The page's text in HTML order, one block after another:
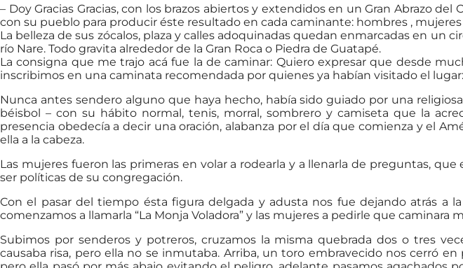
– Doy Gracias Gracias, con los brazos abiertos y extendidos en un Gran Abrazo
con su pueblo para producir éste resultado en cada caminante: hombres , mujeres
La belleza de sus zócalos, plaza y calles adoquinadas quedan enmarcadas en un
río Nare. Todo gravita alrededor de la Gran Roca o Piedra de Guatapé.
La consigna que me trajo acá fue la de caminar: Quiero expresar que desde
inscribimos en una caminata recomendada por quienes ya habían visitado el lugar:
Nunca antes sendero alguno que haya hecho, había sido guiado por una
béisbol – con su hábito normal, tenis, morral, sombrero y camiseta que la
presencia obedecía a decir una oración, alabanza por el día que comienza y el
ella a la cabeza.
Las mujeres fueron las primeras en volar a rodearla y a llenarla de preguntas,
ser políticas de su congregación.
Con el pasar del tiempo ésta figura delgada y adusta nos fue dejando atrás a
comenzamos a llamarla “La Monja Voladora” y las mujeres a pedirle que caminara
Subimos por senderos y potreros, cruzamos la misma quebrada dos o tres
causaba risa, pero ella no se inmutaba. Arriba, un toro embravecido nos cerró en